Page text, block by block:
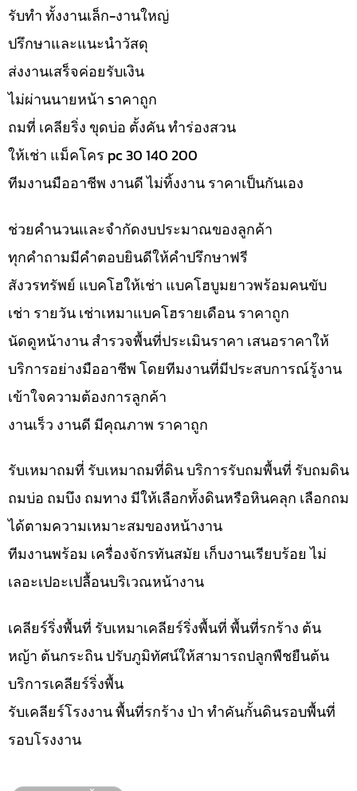
รับทำ ทั้งงานเล็ก-งานใหญ่
ปรึกษาและแนะนำวัสดุ
ส่งงานเสร็จค่อยรับเงิน
ไม่ผ่านนายหน้า sาคาถูก
ถมที่ เคลียริ่ง ขุดบ่อ ตั้งคัน ทำร่องสวน
ให้เช่า แม็คโคร pc 30 140 200
ทีมงานมืออาชีพ งานดี ไม่ทิ้งงาน ราคาเป็นกันเอง
ช่วยคำนวนและจำกัดงบประมาณของลูกค้า
ทุกคำถามมีคำตอบยินดีให้คำปรึกษาฟรี
สังวรทรัพย์ แบคโฮให้เช่า แบคโฮบูมยาวพร้อมคนขับ
เช่า รายวัน เช่าเหมาแบคโฮรายเดือน ราคาถูก
นัดดูหน้างาน สำรวจพื้นที่ประเมินราคา เสนอราคาให้
บริการอย่างมืออาชีพ โดยทีมงานที่มีประสบการณ์รู้งาน
เข้าใจความต้องการลูกค้า
งานเร็ว งานดี มีคุณภาพ ราคาถูก
รับเหมาถมที่ รับเหมาถมที่ดิน บริการรับถมพื้นที่ รับถมดิน
ถมบ่อ ถมบึง ถมทาง มีให้เลือกทั้งดินหรือหินคลุก เลือกถม
ได้ตามความเหมาะสมของหน้างาน
ทีมงานพร้อม เครื่องจักรทันสมัย เก็บงานเรียบร้อย ไม่
เลอะเปอะเปลื้อนบริเวณหน้างาน
เคลียร์ริ่งพื้นที่ รับเหมาเคลียร์ริ่งพื้นที่ พื้นที่รกร้าง ต้น
หญ้า ต้นกระถิน ปรับภูมิทัศน์ให้สามารถปลูกพืชยืนต้น
บริการเคลียร์ริ่งพื้น
รับเคลียร์โรงงาน พื้นที่รกร้าง ป่า ทำคันกั้นดินรอบพื้นที่
รอบโรงงาน